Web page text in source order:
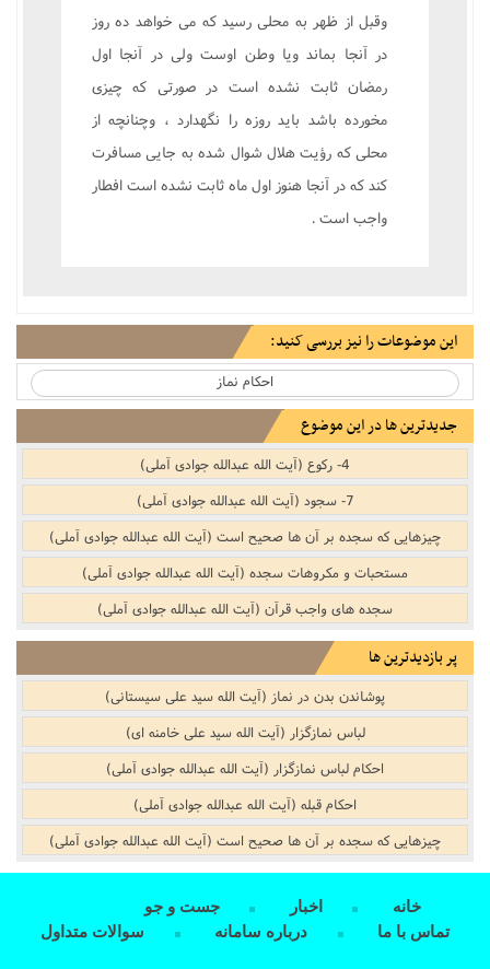
وقبل از ظهر به محلى رسيد که مى خواهد ده روز
در آنجا بماند ويا وطن اوست ولى در آنجا اول
رمضان ثابت نشده است در صورتى که چيزى
مخورده باشد بايد روزه را نگهدارد ، وچنانچه از
محلى که رؤيت هلال شوال شده به جايى مسافرت
کند که در آنجا هنوز اول ماه ثابت نشده است افطار
واجب است .
این موضوعات را نیز بررسی کنید:
احکام نماز‌
جدیدترین ها در این موضوع
4- رکوع (آیت الله عبدالله جوادی آملی)
7- سجود (آیت الله عبدالله جوادی آملی)
چیزهایی که سجده بر آن ها صحیح است (آیت الله عبدالله جوادی آملی)
مستحبات و مکروهات سجده (آیت الله عبدالله جوادی آملی)
سجده های واجب قرآن (آیت الله عبدالله جوادی آملی)
پر بازدیدترین ها
پوشاندن بدن در نماز (آیت الله سید علی سیستانی)
لباس نمازگزار (آیت الله سید علی خامنه ای)
احکام لباس نمازگزار (آیت الله عبدالله جوادی آملی)
احکام قبله (آیت الله عبدالله جوادی آملی)
چیزهایی که سجده بر آن ها صحیح است (آیت الله عبدالله جوادی آملی)
خانه اخبار
جست و جو
تماس با ما
درباره سامانه سوالات متداول